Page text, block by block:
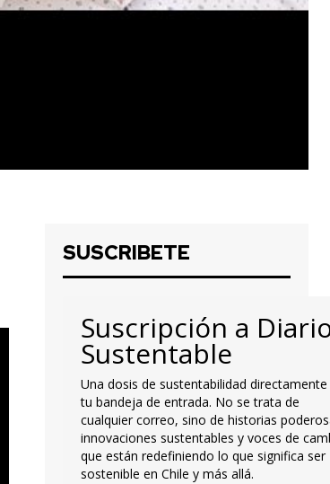
SUSCRIBETE
Suscripción a
Sustentable
Una dosis de sustentabilidad
tu bandeja de entrada. No se trata de
cualquier correo, sino de historias
innovaciones sustentables y voces de
que están redefiniendo lo que significa ser
sostenible en Chile y más allá.